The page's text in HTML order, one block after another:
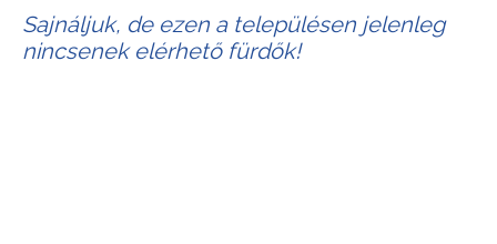
Sajnáljuk, de ezen a településen jelenleg
nincsenek elérhető fürdők!